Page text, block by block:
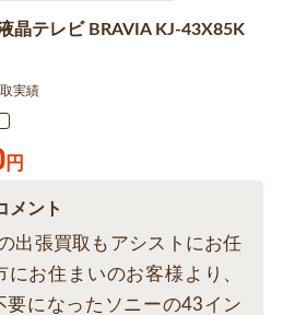
晶テレビ BRAVIA KJ-43X85K
実績
円
メント
出張買取もアシストにお任
お住まいのお客様より、
要になったソニーの43イン